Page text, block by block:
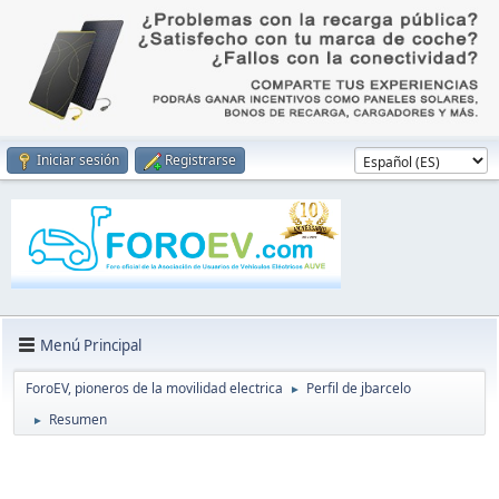
Iniciar sesión Registrarse
Menú Principal
ForoEV, pioneros de la movilidad electrica ► Perfil de jbarcelo
► Resumen